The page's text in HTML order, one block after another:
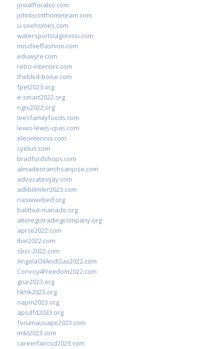
jovialfloralco.com
johnlscotthometeam.com
u-seehomes.com
watersportslagonissi.com
mischieffashion.com
eduwyre.com
retro-interiors.com
theblvd-boise.com
fpet2023.org
e-smart2022.org
ngrc2022.org
leesfamilyfoods.com
lewis-lewis-cpas.com
eleontennis.com
cyetus.com
bradfordshops.com
almadenranchsanjose.com
advocatevijay.com
adlibilimler2023.com
naswwebed.org
balithut-manado.org
alteregotradingcompany.org
aprce2022.com
ibie2022.com
sbcc-2022.com
AngolaOilAndGas2022.com
Convoy4Freedom2022.com
grur2023.org
hkhk2023.org
napm2023.org
apsdfd2023.org
forumausape2023.com
imkl2023.com
careerfaircsd2023.com